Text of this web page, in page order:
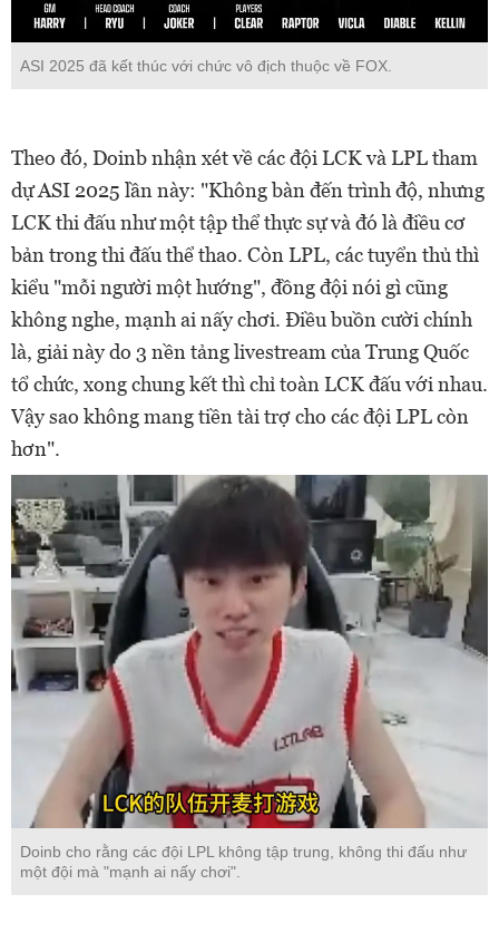
ASI 2025 đã kết thúc với chức vô địch thuộc về FOX.
Theo đó, Doinb nhận xét về các đội LCK và LPL tham
dự ASI 2025 lần này: "Không bàn đến trình độ, nhưng
LCK thi đấu như một tập thể thực sự và đó là điều cơ
bản trong thi đấu thể thao. Còn LPL, các tuyển thủ thì
kiểu "mỗi người một hướng", đồng đội nói gì cũng
không nghe, mạnh ai nấy chơi. Điều buồn cười chính
là, giải này do 3 nền tảng livestream của Trung Quốc
tổ chức, xong chung kết thì chỉ toàn LCK đấu với nhau.
Vậy sao không mang tiền tài trợ cho các đội LPL còn
hơn".
Doinb cho rằng các đội LPL không tập trung, không thi đấu như
một đội mà "mạnh ai nấy chơi".